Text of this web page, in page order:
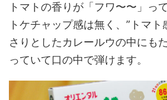
トマトの香りが「フワ〜〜」っ
トケチャップ感は無く、”トマト
さりとしたカレールウの中にも
っていて口の中で弾けます。